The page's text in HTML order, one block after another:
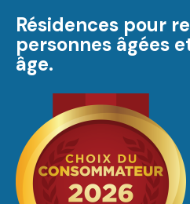
Résidences pour
personnes âgées
âge.